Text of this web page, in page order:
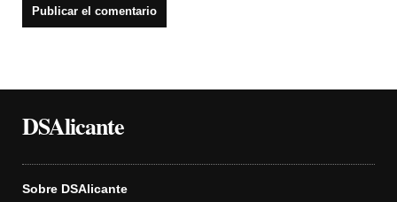
DSAlicante
Sobre DSAlicante